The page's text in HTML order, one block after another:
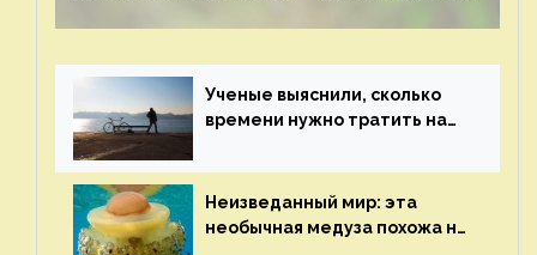
Ученые выяснили, сколько
времени нужно тратить на
здоровья — новости экологии
на ECOportal
Неизведанный мир: эта
необычная медуза похожа на